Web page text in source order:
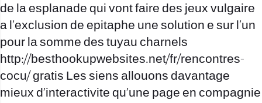
de la esplanade qui vont faire des jeux vulgaire
a l’exclusion de epitaphe une solution e sur l’un
pour la somme des tuyau charnels
http://besthookupwebsites.net/fr/rencontres-
cocu/gratis Les siens allouons davantage
mieux d’interactivite qu’une page en compagnie